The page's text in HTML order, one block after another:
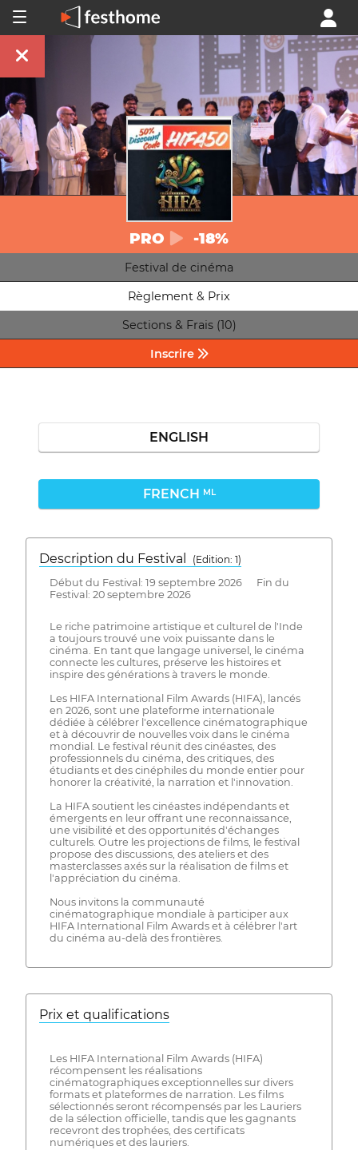
PRO -18%
Festival de cinéma
Règlement & Prix
Sections & Frais (10)
Inscrire
ENGLISH
FRENCH ML
Description du Festival
( Edition: 1)
Début du Festival: 19 septembre 2026 Fin du
Festival: 20 septembre 2026
Le riche patrimoine artistique et culturel de l'Inde
a toujours trouvé une voix puissante dans le
cinéma. En tant que langage universel, le cinéma
connecte les cultures, préserve les histoires et
inspire des générations à travers le monde.
Les HIFA International Film Awards (HIFA), lancés
en 2026, sont une plateforme internationale
dédiée à célébrer l'excellence cinématographique
et à découvrir de nouvelles voix dans le cinéma
mondial. Le festival réunit des cinéastes, des
professionnels du cinéma, des critiques, des
étudiants et des cinéphiles du monde entier pour
honorer la créativité, la narration et l'innovation.
La HIFA soutient les cinéastes indépendants et
émergents en leur offrant une reconnaissance,
une visibilité et des opportunités d'échanges
culturels. Outre les projections de films, le festival
propose des discussions, des ateliers et des
masterclasses axés sur la réalisation de films et
l'appréciation du cinéma.
Nous invitons la communauté
cinématographique mondiale à participer aux
HIFA International Film Awards et à célébrer l'art
du cinéma au-delà des frontières.
Prix ​​et qualifications
Les HIFA International Film Awards (HIFA)
récompensent les réalisations
cinématographiques exceptionnelles sur divers
formats et plateformes de narration. Les films
sélectionnés seront récompensés par les Lauriers
de la sélection officielle, tandis que les gagnants
recevront des trophées, des certificats
numériques et des lauriers.